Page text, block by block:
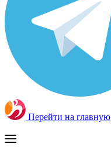
Перейти на главную